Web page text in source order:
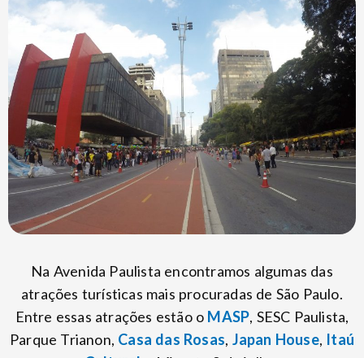
Na Avenida Paulista encontramos algumas das
atrações turísticas mais procuradas de São Paulo.
Entre essas atrações estão o MASP, SESC Paulista,
Parque Trianon, Casa das Rosas, Japan House, Itaú